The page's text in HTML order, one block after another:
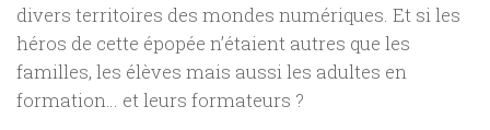
divers territoires des mondes numériques. Et si les
héros de cette épopée n’étaient autres que les
familles, les élèves mais aussi les adultes en
formation… et leurs formateurs ?